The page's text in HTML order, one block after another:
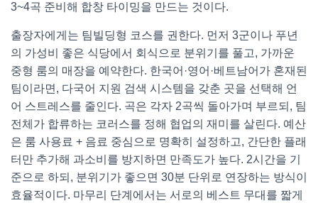
3~4곡 준비해 합창 타이밍을 만드는 것이다.
출장자에게는 팀빌딩형 코스를 권한다. 먼저 3군이나 푸년
의 가성비 좋은 식당에서 회식으로 분위기를 풀고, 가까운
중형 룸의 매장을 예약한다. 한국어·영어·베트남어가 혼재된
팀이라면, 다국어 지원 검색 시스템을 갖춘 곳을 선택해 언
어 스트레스를 줄인다. 곡은 각자 2곡씩 돌아가며 부르되, 팀
전체가 합류하는 코러스를 정해 협업의 재미를 살린다. 예산
은 룸 사용료 + 음료 중심으로 명확히 설정하고, 간단한 플래
터만 추가해 과소비를 방지하면 만족도가 높다. 2시간을 기
준으로 하되, 분위기가 좋으면 30분 단위로 연장하는 방식이
효율적이다. 마무리 단계에서는 서로의 베스트 무대를 짧게